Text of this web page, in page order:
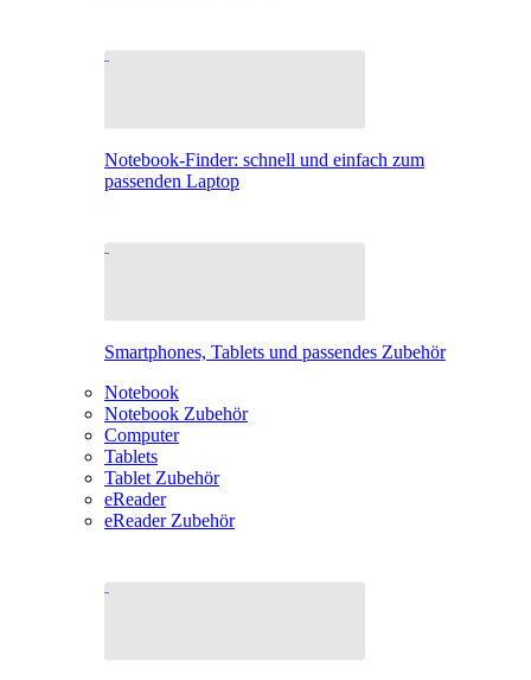
Notebook-Finder: schnell und einfach zum
passenden Laptop
Smartphones, Tablets und passendes Zubehör
Notebook
Notebook Zubehör
Computer
Tablets
Tablet Zubehör
eReader
eReader Zubehör